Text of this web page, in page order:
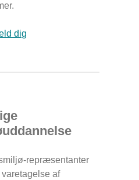
dig
repræsentanter
af